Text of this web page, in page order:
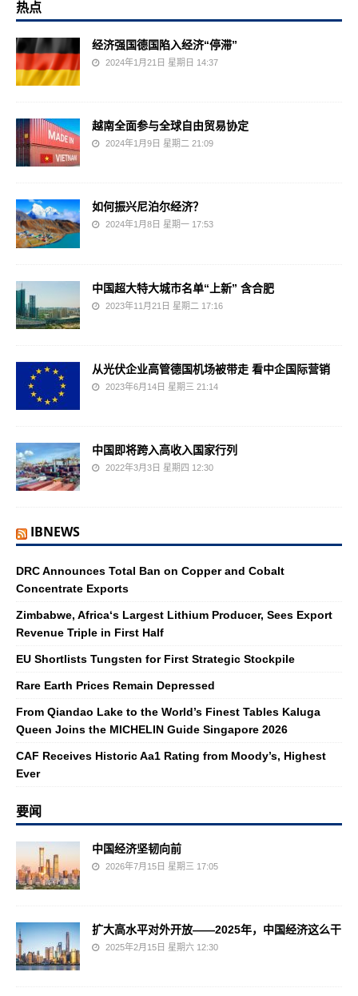
热点
经济强国德国陷入经济“停滞”
2024年1月21日 星期日 14:37
越南全面参与全球自由贸易协定
2024年1月9日 星期二 21:09
如何振兴尼泊尔经济？
2024年1月8日 星期一 17:53
中国超大特大城市名单“上新” 含合肥
2023年11月21日 星期二 17:16
从光伏企业高管德国机场被带走 看中企国际营销
2023年6月14日 星期三 21:14
中国即将跨入高收入国家行列
2022年3月3日 星期四 12:30
IBNEWS
DRC Announces Total Ban on Copper and Cobalt
Concentrate Exports
Zimbabwe, Africa‘s Largest Lithium Producer, Sees Export
Revenue Triple in First Half
EU Shortlists Tungsten for First Strategic Stockpile
Rare Earth Prices Remain Depressed
From Qiandao Lake to the World’s Finest Tables Kaluga
Queen Joins the MICHELIN Guide Singapore 2026
CAF Receives Historic Aa1 Rating from Moody’s, Highest
Ever
要闻
中国经济坚韧向前
2026年7月15日 星期三 17:05
扩大高水平对外开放——2025年，中国经济这么干
2025年2月15日 星期六 12:30